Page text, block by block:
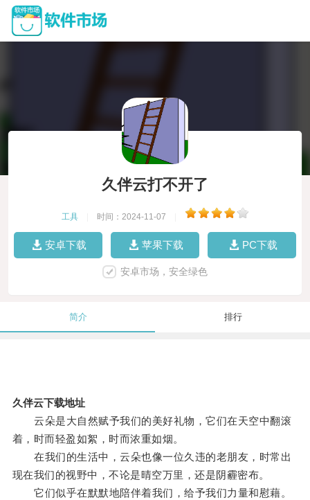
久伴云打不开了
工具 时间：2024-11-07
安卓下载 苹果下载 PC下载
安卓市场，安全绿色
简介 排行
久伴云下载地址
云朵是大自然赋予我们的美好礼物，它们在天空中翻滚
着，时而轻盈如絮，时而浓重如烟。
在我们的生活中，云朵也像一位久违的老朋友，时常出
现在我们的视野中，不论是晴空万里，还是阴霾密布。
它们似乎在默默地陪伴着我们，给予我们力量和慰藉。